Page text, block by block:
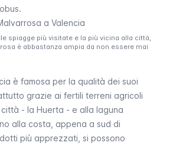
spiagge più visitate e la più vicina alla città,
è abbastanza ampia da non essere mai
è famosa per la qualità dei suoi
grazie ai fertili terreni agricoli
- la Huerta - e alla laguna
alla costa, appena a sud di
più apprezzati, si possono